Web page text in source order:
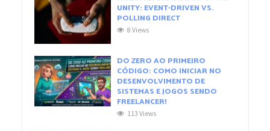
UNITY: EVENT-DRIVEN VS.
POLLING DIRECT
8 Views
DO ZERO AO PRIMEIRO
CÓDIGO: COMO INICIAR NO
DESENVOLVIMENTO DE
SISTEMAS E JOGOS SENDO
FREELANCER!
113 Views